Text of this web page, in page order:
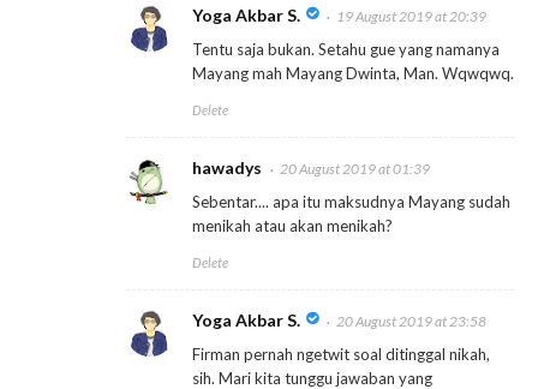
Yoga Akbar S. 19 August 2019 at 20:39
Tentu saja bukan. Setahu gue yang namanya
Mayang mah Mayang Dwinta, Man. Wqwqwq.
Delete
hawadys 20 August 2019 at 01:39
Sebentar.... apa itu maksudnya Mayang sudah
menikah atau akan menikah?
Delete
Yoga Akbar S. 20 August 2019 at 23:58
Firman pernah ngetwit soal ditinggal nikah,
sih. Mari kita tunggu jawaban yang